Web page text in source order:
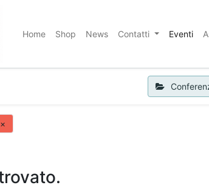
Home Shop News Contatti Eventi
×